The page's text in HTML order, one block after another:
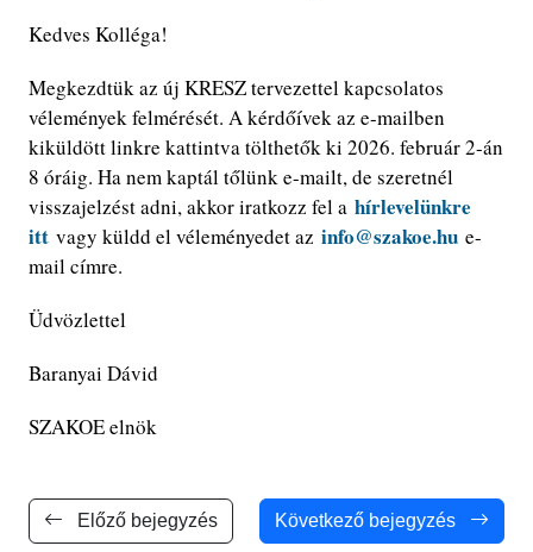
Kedves Kolléga!
Megkezdtük az új KRESZ tervezettel kapcsolatos
vélemények felmérését. A kérdőívek az e-mailben
kiküldött linkre kattintva tölthetők ki 2026. február 2-án
8 óráig. Ha nem kaptál tőlünk e-mailt, de szeretnél
visszajelzést adni, akkor iratkozz fel a hírlevelünkre
itt vagy küldd el véleményedet az info@szakoe.hu e-
mail címre.
Üdvözlettel
Baranyai Dávid
SZAKOE elnök
Előző bejegyzés Következő bejegyzés